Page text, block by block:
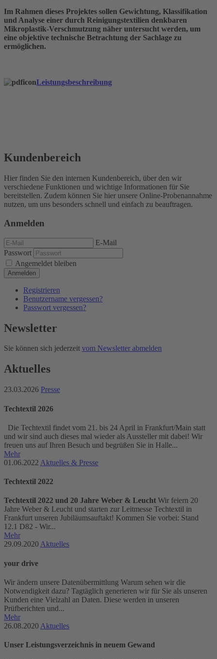
Im Rahmen dieses Projektes sollen Gewichtung, Klassifikation
und Analyse einer durch Reinigungstextilien denkbaren
Mikroplastik-Verschmutzung näher untersucht werden, um
eine objektive technische Betrachtung der Sachlage zu
ermöglichen.
Leistungsbeschreibung
Kundenbereich
Hier finden Sie den internen Kundenbereich, über den wir
verschiedene Funktionen und wichtige Informationen für Sie
bereitstellen. Zudem können Sie hier unsere Online-Probenannahme
nutzen, um uns besonders schnell und einfach zu beauftragen.
Anmelden
E-Mail
Passwort
Angemeldet bleiben
Anmelden
Registrieren
Benutzername vergessen?
Passwort vergessen?
Newsletter
Sie können sich jederzeit vom Newsletter abmelden
Aktuelles
23.03.2026 Presse
Techtextil 2026
Die Techtextil findet vom 21. bis 24 April in Frankfurt/Main statt
und wir sind auch dieses mal wieder als Aussteller mit dabei! Wir
freuen uns auf Ihren Besuch und begrüßen Sie in Halle...
Mehr
01.06.2022 Aktuelles & Presse
Techtextil 2022
Techtextil 2022 und 20 Jahre Weber & Leucht Wir feiern 20
Jahre Weber & Leucht und starten zur Leitmesse Techtextil in
Frankfurt unseren Jubiläumsauftakt! Kommen Sie vorbei: Stand
12.1 D82 - Wir...
Mehr
29.09.2020 Aktuelles
your drive
Wir ändern unsere Datenübermittlung Warum sehen wir die
Notwendigkeit dazu? Tagtäglich generieren wir für Sie als unseren
Kunden eine Vielzahl an Daten. Diese werden in unseren
Prüfberichten und...
Mehr
26.08.2020 Aktuelles
Unser Leistungsverzeichnis in neuem Gewand